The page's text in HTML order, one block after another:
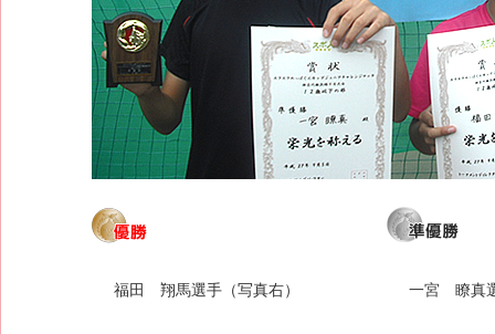
福田 翔馬選手（写真右） 一宮 瞭真